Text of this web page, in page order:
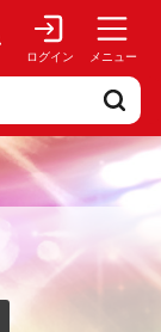
ログイン メニュー